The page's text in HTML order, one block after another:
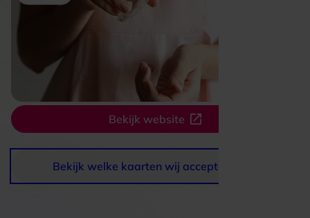
Bekijk website
Bekijk welke kaarten wij accepteren